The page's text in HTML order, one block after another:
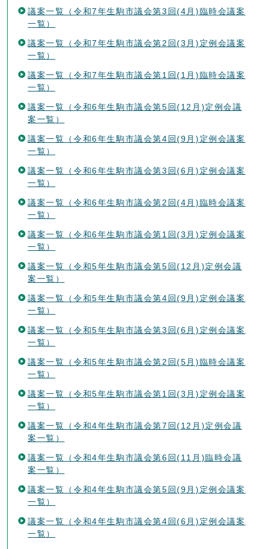
議案一覧（令和7年生駒市議会第3回(4月)臨時会議案
一覧）
議案一覧（令和7年生駒市議会第2回(3月)定例会議案
一覧）
議案一覧（令和7年生駒市議会第1回(1月)臨時会議案
一覧）
議案一覧（令和6年生駒市議会第5回(12月)定例会議
案一覧）
議案一覧（令和6年生駒市議会第4回(9月)定例会議案
一覧）
議案一覧（令和6年生駒市議会第3回(6月)定例会議案
一覧）
議案一覧（令和6年生駒市議会第2回(4月)臨時会議案
一覧）
議案一覧（令和6年生駒市議会第1回(3月)定例会議案
一覧）
議案一覧（令和5年生駒市議会第5回(12月)定例会議
案一覧）
議案一覧（令和5年生駒市議会第4回(9月)定例会議案
一覧）
議案一覧（令和5年生駒市議会第3回(6月)定例会議案
一覧）
議案一覧（令和5年生駒市議会第2回(5月)臨時会議案
一覧）
議案一覧（令和5年生駒市議会第1回(3月)定例会議案
一覧）
議案一覧（令和4年生駒市議会第7回(12月)定例会議
案一覧）
議案一覧（令和4年生駒市議会第6回(11月)臨時会議
案一覧）
議案一覧（令和4年生駒市議会第5回(9月)定例会議案
一覧）
議案一覧（令和4年生駒市議会第4回(6月)定例会議案
一覧）